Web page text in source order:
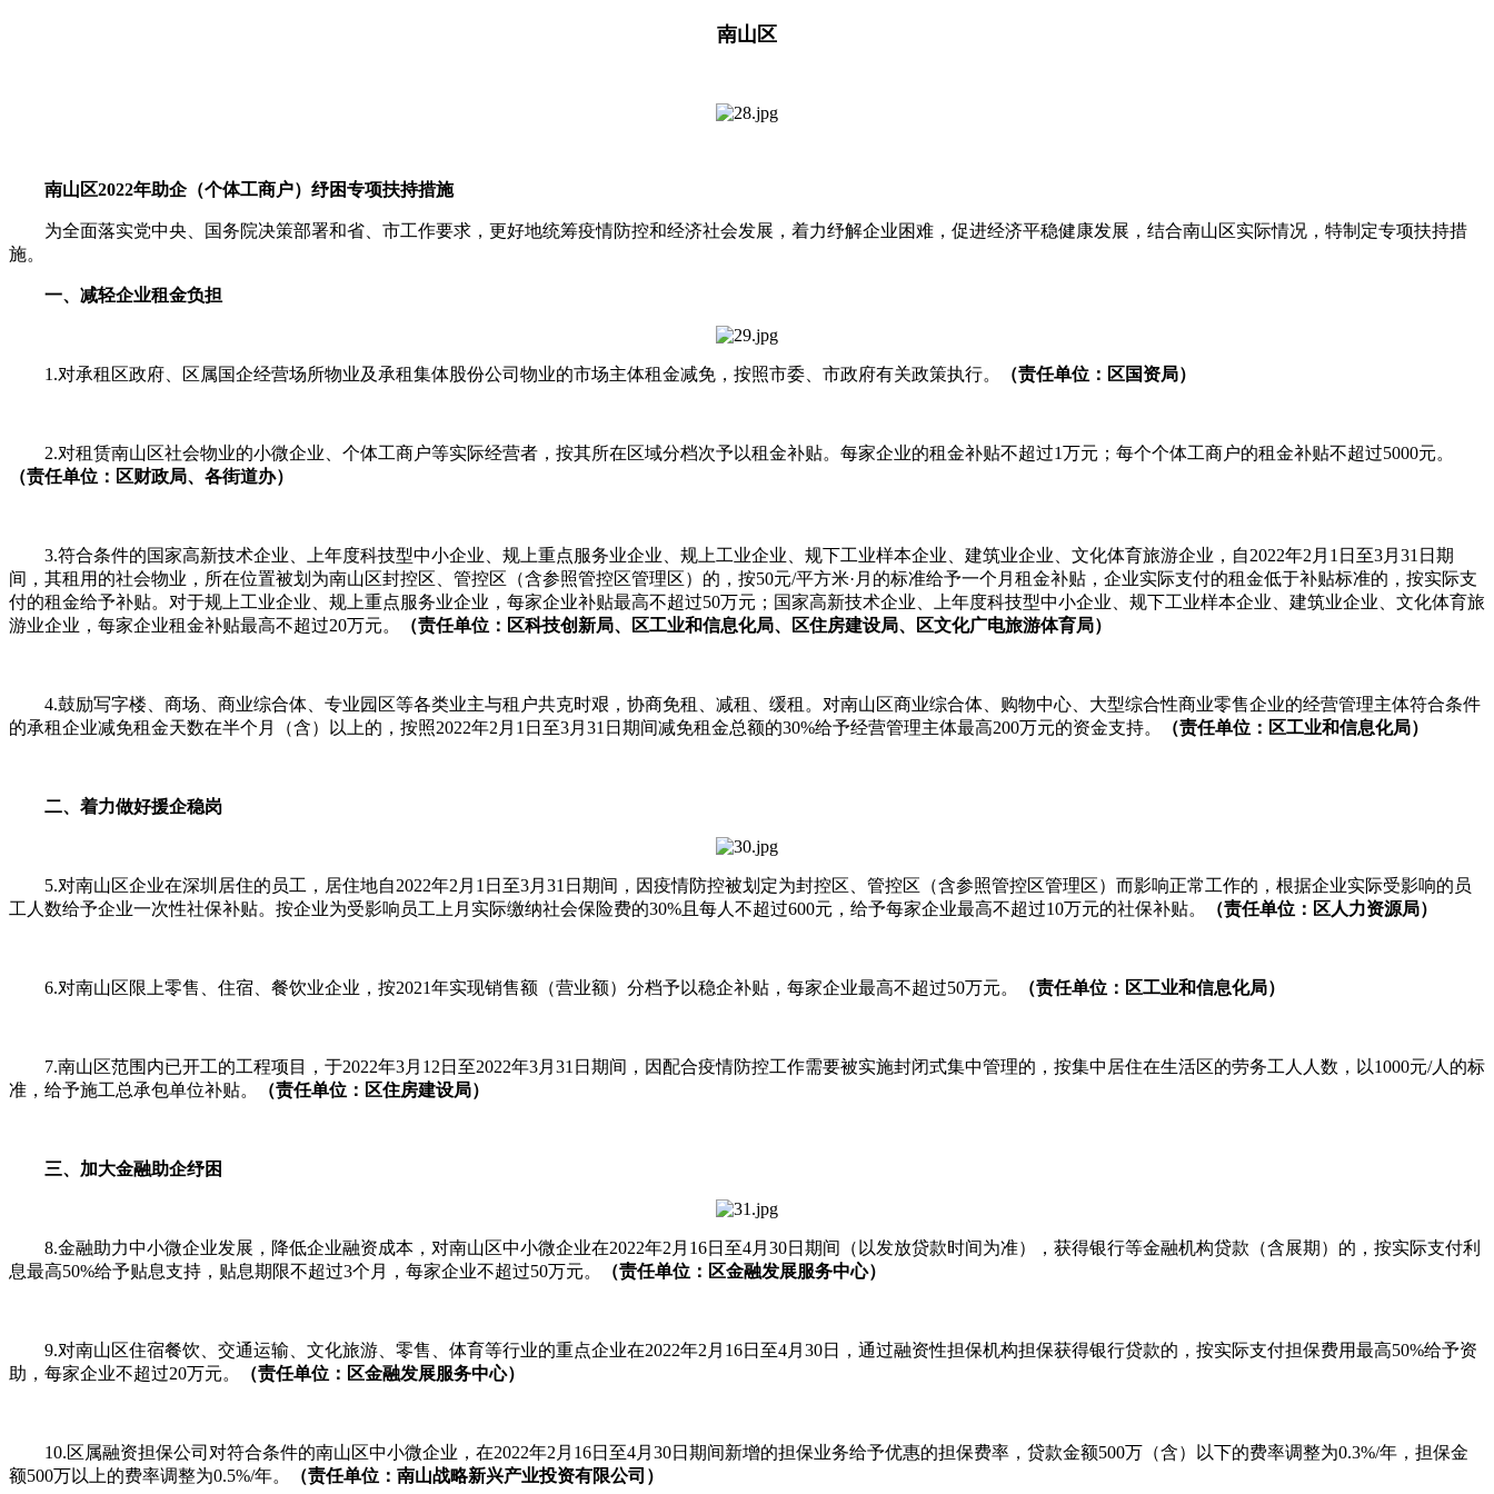
南山区
南山区2022年助企（个体工商户）纾困专项扶持措施
为全面落实党中央、国务院决策部署和省、市工作要求，更好地统筹疫情防控和经济社会发展，着力纾解企业困难，促进经济平稳健康发展，结合南山区实际情况，特制定专项扶持措
施。
一、减轻企业租金负担
1.对承租区政府、区属国企经营场所物业及承租集体股份公司物业的市场主体租金减免，按照市委、市政府有关政策执行。 （责任单位：区国资局）
2.对租赁南山区社会物业的小微企业、个体工商户等实际经营者，按其所在区域分档次予以租金补贴。每家企业的租金补贴不超过1万元；每个个体工商户的租金补贴不超过5000元。
（责任单位：区财政局、各街道办）
3.符合条件的国家高新技术企业、上年度科技型中小企业、规上重点服务业企业、规上工业企业、规下工业样本企业、建筑业企业、文化体育旅游企业，自2022年2月1日至3月31日期
间，其租用的社会物业，所在位置被划为南山区封控区、管控区（含参照管控区管理区）的，按50元/平方米·月的标准给予一个月租金补贴，企业实际支付的租金低于补贴标准的，按实际支
付的租金给予补贴。对于规上工业企业、规上重点服务业企业，每家企业补贴最高不超过50万元；国家高新技术企业、上年度科技型中小企业、规下工业样本企业、建筑业企业、文化体育旅
游业企业，每家企业租金补贴最高不超过20万元。
（责任单位：区科技创新局、区工业和信息化局、区住房建设局、区文化广电旅游体育局）
4.鼓励写字楼、商场、商业综合体、专业园区等各类业主与租户共克时艰，协商免租、减租、缓租。对南山区商业综合体、购物中心、大型综合性商业零售企业的经营管理主体符合条件
的承租企业减免租金天数在半个月（含）以上的，按照2022年2月1日至3月31日期间减免租金总额的30%给予经营管理主体最高200万元的资金支持。
（责任单位：区工业和信息化局）
二、着力做好援企稳岗
5.对南山区企业在深圳居住的员工，居住地自2022年2月1日至3月31日期间，因疫情防控被划定为封控区、管控区（含参照管控区管理区）而影响正常工作的，根据企业实际受影响的员
工人数给予企业一次性社保补贴。按企业为受影响员工上月实际缴纳社会保险费的30%且每人不超过600元，给予每家企业最高不超过10万元的社保补贴。
（责任单位：区人力资源局）
6.对南山区限上零售、住宿、餐饮业企业，按2021年实现销售额（营业额）分档予以稳企补贴，每家企业最高不超过50万元。 （责任单位：区工业和信息化局）
7.南山区范围内已开工的工程项目，于2022年3月12日至2022年3月31日期间，因配合疫情防控工作需要被实施封闭式集中管理的，按集中居住在生活区的劳务工人人数，以1000元/人的标
准，给予施工总承包单位补贴。
（责任单位：区住房建设局）
三、加大金融助企纾困
8.金融助力中小微企业发展，降低企业融资成本，对南山区中小微企业在2022年2月16日至4月30日期间（以发放贷款时间为准），获得银行等金融机构贷款（含展期）的，按实际支付利
息最高50%给予贴息支持，贴息期限不超过3个月，每家企业不超过50万元。
（责任单位：区金融发展服务中心）
9.对南山区住宿餐饮、交通运输、文化旅游、零售、体育等行业的重点企业在2022年2月16日至4月30日，通过融资性担保机构担保获得银行贷款的，按实际支付担保费用最高50%给予资
助，每家企业不超过20万元。
（责任单位：区金融发展服务中心）
10.区属融资担保公司对符合条件的南山区中小微企业，在2022年2月16日至4月30日期间新增的担保业务给予优惠的担保费率，贷款金额500万（含）以下的费率调整为0.3%/年，担保金
额500万以上的费率调整为0.5%/年。
（责任单位：南山战略新兴产业投资有限公司）